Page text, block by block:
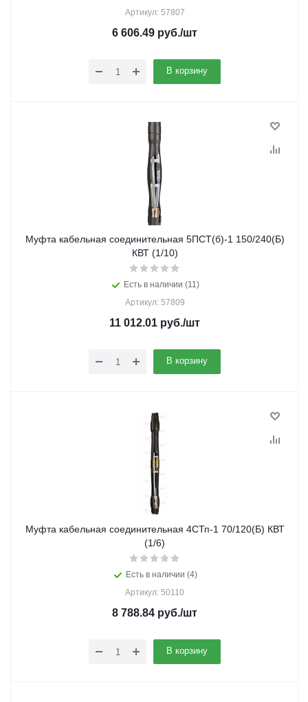
Артикул: 57807
6 606.49 руб./шт
В корзину
Муфта кабельная соединительная 5ПСТ(б)-1 150/240(Б)
КВТ (1/10)
Есть в наличии (11)
Артикул: 57809
11 012.01 руб./шт
В корзину
Муфта кабельная соединительная 4СТп-1 70/120(Б) КВТ
(1/6)
Есть в наличии (4)
Артикул: 50110
8 788.84 руб./шт
В корзину